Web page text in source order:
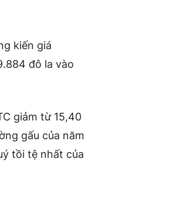
kiến ​​giá
đô la vào
giảm từ 15,40
gấu của năm
tồi tệ nhất của